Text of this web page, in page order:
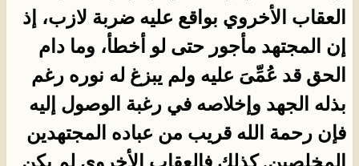
العقاب الأخروي بواقع عليه ضربة لازب، إذ
إن المجتهد مأجور حتى لو أخطأ، وما دام
الحق قد عُمِّىَ عليه ولم يبزغ له نوره رغم
بذله الجهد وإخلاصه في رغبة الوصول إليه
فإن رحمة الله قريب من عباده المجتهدين